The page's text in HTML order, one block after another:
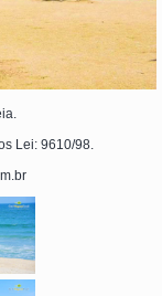
Lei: 9610/98.